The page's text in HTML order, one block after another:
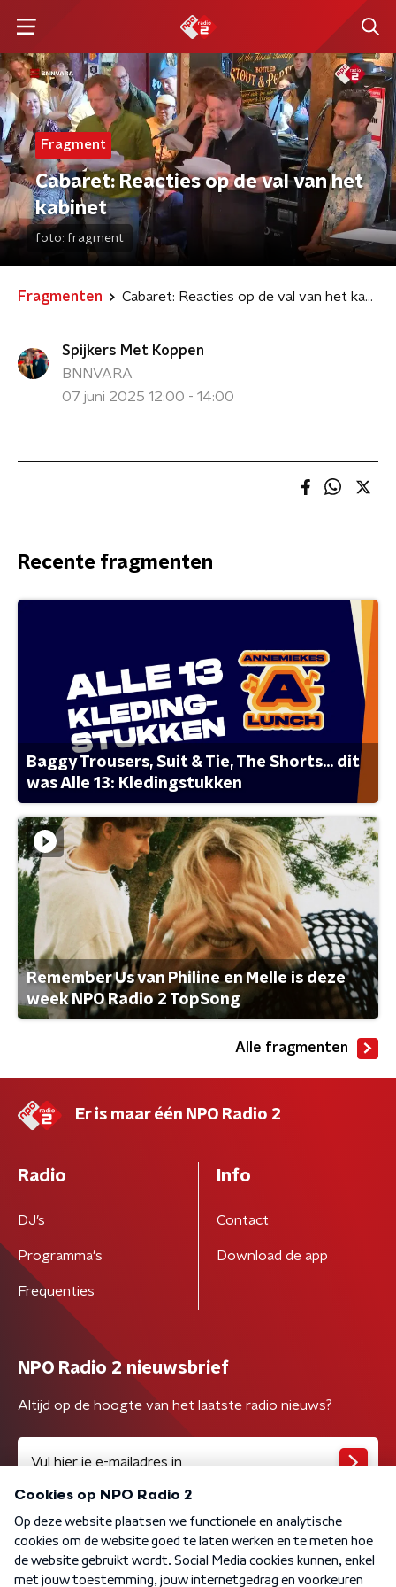
Fragment
Cabaret: Reacties op de val van het
kabinet
foto: fragment
Fragmenten Cabaret: Reacties op de val van het kabinet
Spijkers Met Koppen
BNNVARA
07 juni 2025 12:00 - 14:00
Recente fragmenten
Baggy Trousers, Suit & Tie, The Shorts... dit
was Alle 13: Kledingstukken
Remember Us van Philine en Melle is deze
week NPO Radio 2 TopSong
Alle fragmenten
Er is maar één NPO Radio 2
Radio
DJ’s
Programma's
Frequenties
Info
Contact
Download de app
NPO Radio 2 nieuwsbrief
Altijd op de hoogte van het laatste radio nieuws?
Algemene voorwaarden